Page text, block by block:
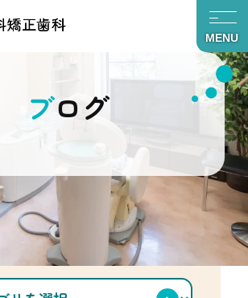
MENU
ブログ
2014年9月